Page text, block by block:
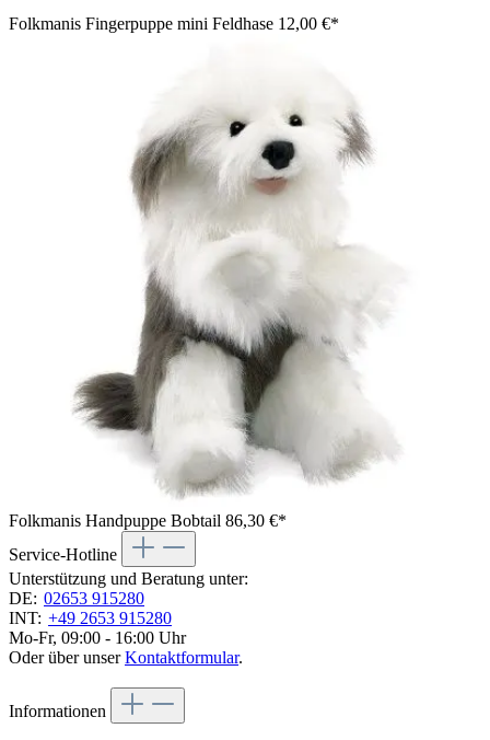
Folkmanis Fingerpuppe mini Feldhase 12,00 €*
Folkmanis Handpuppe Bobtail 86,30 €*
Service-Hotline
Unterstützung und Beratung unter:
DE: 02653 915280
INT: +49 2653 915280
Mo-Fr, 09:00 - 16:00 Uhr
Oder über unserKontaktformular.
Informationen